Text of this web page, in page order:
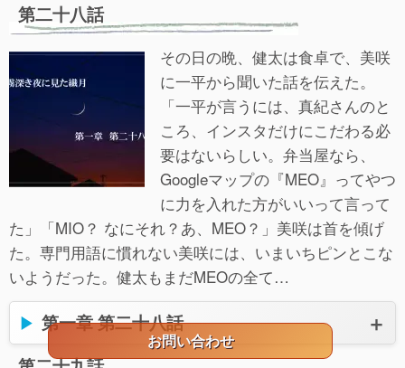
第二十八話
その日の晩、健太は食卓で、美咲
に一平から聞いた話を伝えた。
「一平が言うには、真紀さんのと
ころ、インスタだけにこだわる必
要はないらしい。弁当屋なら、
Googleマップの『MEO』ってやつ
に力を入れた方がいいって言って
た」「MIO？ なにそれ？あ、MEO？」美咲は首を傾げ
た。専門用語に慣れない美咲には、いまいちピンとこな
いようだった。健太もまだMEOの全て…
第一章 第二十八話
お問い合わせ